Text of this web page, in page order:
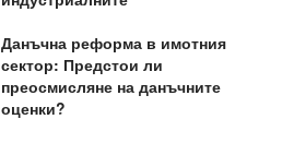
Данъчна реформа в имотния
сектор: Предстои ли
преосмисляне на данъчните
оценки?